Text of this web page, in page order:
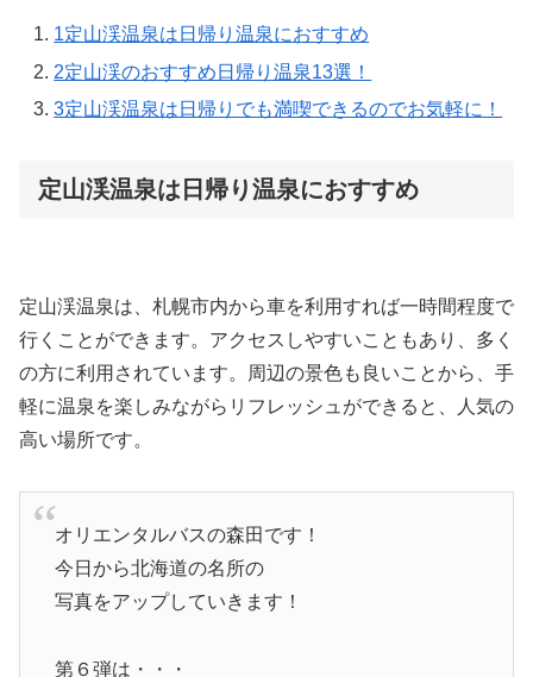
1定山渓温泉は日帰り温泉におすすめ
2定山渓のおすすめ日帰り温泉13選！
3定山渓温泉は日帰りでも満喫できるのでお気軽に！
定山渓温泉は日帰り温泉におすすめ
定山渓温泉は、札幌市内から車を利用すれば一時間程度で
行くことができます。アクセスしやすいこともあり、多く
の方に利用されています。周辺の景色も良いことから、手
軽に温泉を楽しみながらリフレッシュができると、人気の
高い場所です。
オリエンタルバスの森田です！
今日から北海道の名所の
写真をアップしていきます！
第６弾は・・・